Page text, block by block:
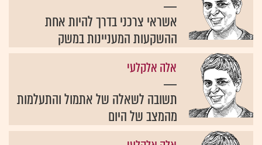
אשראי צרכני בדרך להיות אחת
ההשקעות המעניינות במשק
אלה אלקלעי
תשובה לשאלה של אתמול והתעלמות
מהמצב של היום